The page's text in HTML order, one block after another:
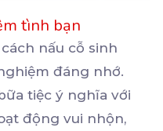
tình bạn
nấu cỗ sinh
đáng nhớ.
tiệc ý nghĩa với
động vui nhộn,